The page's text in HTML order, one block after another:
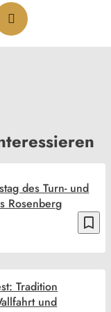
bookmark_border
des Turn- und
Rosenberg
Tradition
und